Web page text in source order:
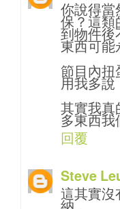
你說得當
保？這類
到物件後
東西可能
節目內扭
用我多說
其實我真
多東西我
回覆
Steve
這其實沒